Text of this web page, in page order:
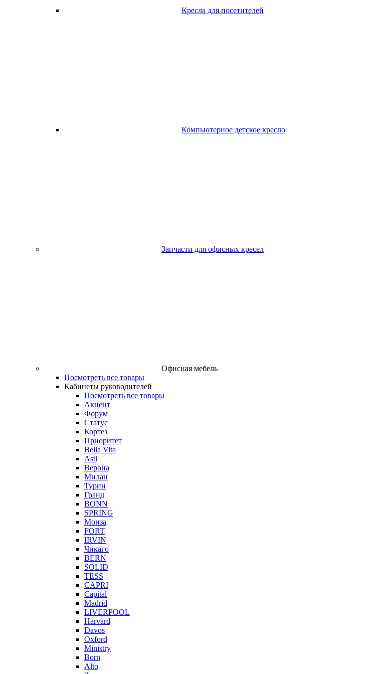
Кресла для посетителей
Компьютерное детское кресло
Запчасти для офисных кресел
Офисная мебель
Посмотреть все товары
Кабинеты руководителей
Посмотреть все товары
Акцент
Форум
Статус
Кортез
Приоритет
Bella Vita
Asti
Верона
Милан
Турин
Гранд
BONN
SPRING
Монза
FORT
IRVIN
Чикаго
BERN
SOLID
TESS
CAPRI
Capital
Madrid
LIVERPOOL
Harvard
Davos
Oxford
Ministry
Born
Alto